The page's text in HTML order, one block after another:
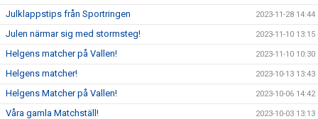
Julklappstips från Sportringen 2023-11-28 14:44
Julen närmar sig med stormsteg! 2023-11-10 13:15
Helgens matcher på Vallen! 2023-11-10 10:30
Helgens matcher! 2023-10-13 13:43
Helgens Matcher på Vallen! 2023-10-06 14:42
Våra gamla Matchställ! 2023-10-03 13:13